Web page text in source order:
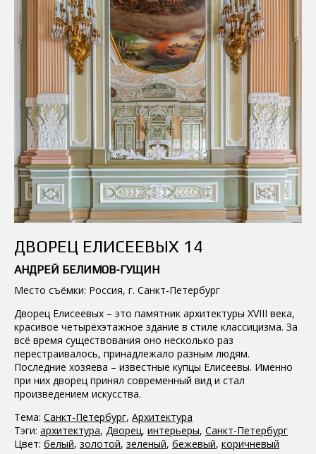
ДВОРЕЦ ЕЛИСЕЕВЫХ 14
АНДРЕЙ БЕЛИМОВ-ГУЩИН
Место съёмки: Россия, г. Санкт-Петербург
Дворец Елисеевых – это памятник архитектуры XVIII века,
красивое четырёхэтажное здание в стиле классицизма. За
всё время существования оно несколько раз
перестраивалось, принадлежало разным людям.
Последние хозяева – известные купцы Елисеевы. Именно
при них дворец принял современный вид и стал
произведением искусства.
Тема: Санкт-Петербург, Архитектура
Тэги: архитектура, Дворец, интерьеры, Санкт-Петербург
Цвет: белый, золотой, зеленый, бежевый, коричневый